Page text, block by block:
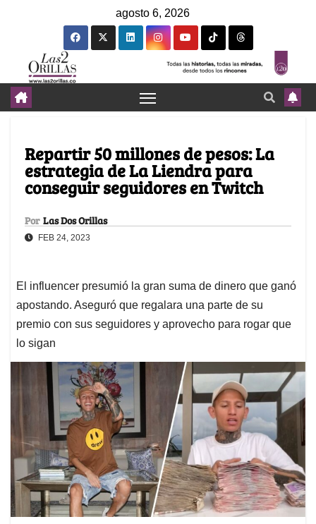
agosto 6, 2026
Repartir 50 millones de pesos: La
estrategia de La Liendra para
conseguir seguidores en Twitch
Por Las Dos Orillas
FEB 24, 2023
El influencer presumió la gran suma de dinero que ganó
apostando. Aseguró que regalara una parte de su
premio con sus seguidores y aprovecho para rogar que
lo sigan